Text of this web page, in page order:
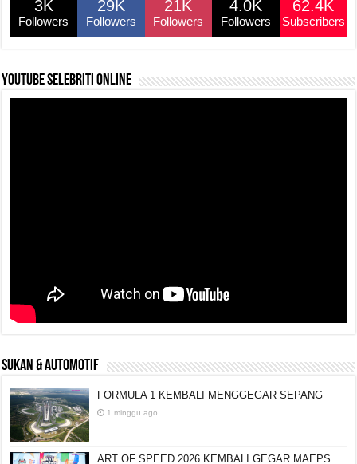
3K
Followers
29K
Followers
21K
Followers
4.0K
Followers
62.4K
Subscribers
YouTube selebriti online
SUKAN & AUTOMOTIF
FORMULA 1 KEMBALI MENGGEGAR SEPANG
1 minggu ago
ART OF SPEED 2026 KEMBALI GEGAR MAEPS